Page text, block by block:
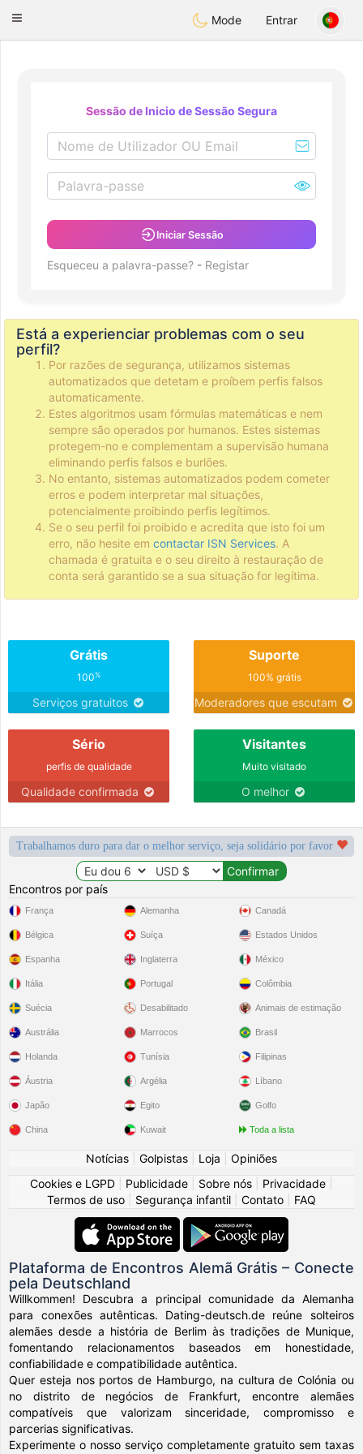
DeutschDating
Toggle
Mode Entrar
Sessão de Inicio de Sessão Segura
Iniciar Sessão
Esqueceu a palavra-passe? - Registar
Está a experienciar problemas com o seu
perfil?
Por razões de segurança, utilizamos sistemas
automatizados que detetam e proíbem perfis falsos
automaticamente.
Estes algoritmos usam fórmulas matemáticas e nem
sempre são operados por humanos. Estes sistemas
protegem-no e complementam a supervisão humana
eliminando perfis falsos e burlões.
No entanto, sistemas automatizados podem cometer
erros e podem interpretar mal situações,
potencialmente proibindo perfis legítimos.
Se o seu perfil foi proibido e acredita que isto foi um
erro, não hesite em contactar ISN Services. A
chamada é gratuita e o seu direito à restauração de
conta será garantido se a sua situação for legítima.
Grátis
100%
Serviços gratuitos
Suporte
100% grátis
Moderadores que escutam
Sério
perfis de qualidade
Qualidade confirmada
Visitantes
Muito visitado
O melhor
Trabalhamos duro para dar o melhor serviço, seja solidário por favor
Encontros por país
França
Bélgica
Espanha
Itália
Suécia
Alemanha
Suíça
Inglaterra
Portugal
Desabilitado
Canadá
Estados Unidos
México
Colômbia
Animais de estimação
Austrália
Holanda
Áustria
Japão
China
Marrocos
Tunísia
Argélia
Egito
Kuwait
Brasil
Filipinas
Líbano
Golfo
Toda a lista
Notícias Golpistas Loja
Opiniões
Cookies e LGPD
Publicidade Sobre nós Privacidade
Termos de uso
Segurança infantil Contato FAQ
Plataforma de Encontros Alemã Grátis – Conecte
pela Deutschland
Willkommen! Descubra a principal comunidade da Alemanha
para conexões autênticas. Dating-deutsch.de reúne solteiros
alemães desde a história de Berlim às tradições de Munique,
fomentando relacionamentos baseados em honestidade,
confiabilidade e compatibilidade autêntica.
Quer esteja nos portos de Hamburgo, na cultura de Colónia ou
no distrito de negócios de Frankfurt, encontre alemães
compatíveis que valorizam sinceridade, compromisso e
parcerias significativas.
Experimente o nosso serviço completamente gratuito sem taxas